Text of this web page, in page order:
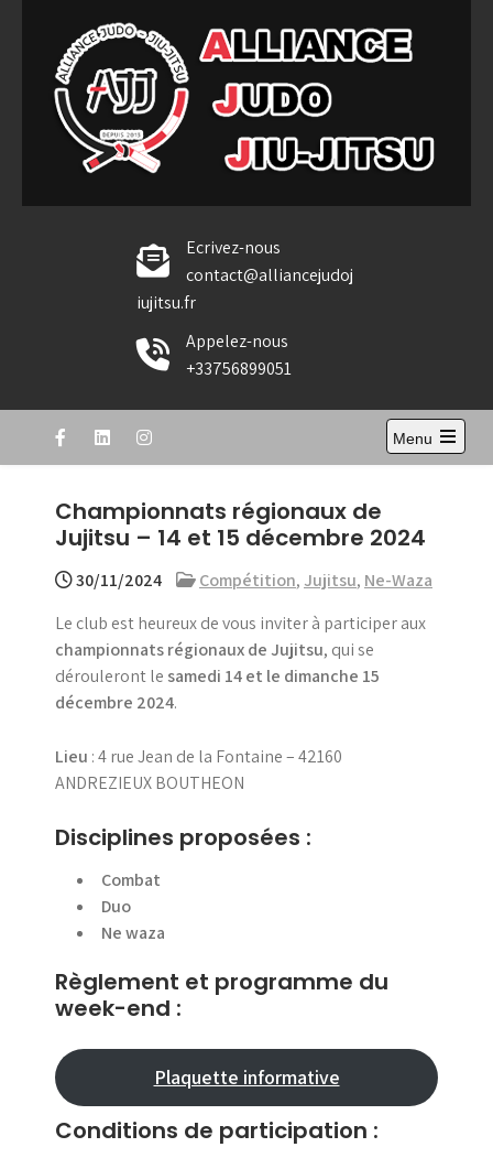
content
Alliance Judo Jiu-jitsu
Ecrivez-nous
contact@alliancejudoj
iujitsu.fr
Appelez-nous
+33756899051
Menu
Open
Championnats régionaux de
Jujitsu – 14 et 15 décembre 2024
30/11/2024 Compétition, Jujitsu, Ne-Waza
Le club est heureux de vous inviter à participer aux
championnats régionaux de Jujitsu, qui se
dérouleront le samedi 14 et le dimanche 15
décembre 2024.
Lieu : 4 rue Jean de la Fontaine – 42160
ANDREZIEUX BOUTHEON
Disciplines proposées :
Combat
Duo
Ne waza
Règlement et programme du
week-end :
Plaquette informative
Conditions de participation :